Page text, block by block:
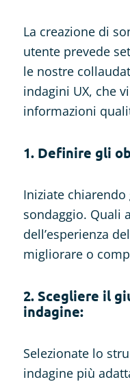
La creazione di
utente prevede
le nostre
indagini UX, che
informazioni
1. Definire gli
Iniziate
sondaggio. Quali
dell’esperienza
migliorare o
2. Scegliere il
indagine:
Selezionate lo
indagine più